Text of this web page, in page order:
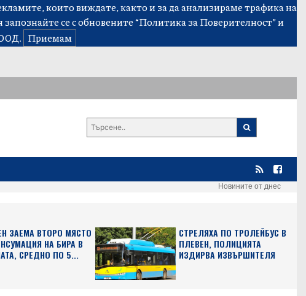
които виждате, както и за да анализираме трафика на
се с обновените“Политика за Поверителност”и
Приемам
Новините от днес
ЗАЕМА ВТОРО МЯСТО
НА БИРА В
СРЕДНО ПО 5...
СТРЕЛЯХА ПО ТРОЛЕЙБУС В
ПЛЕВЕН, ПОЛИЦИЯТА
ИЗДИРВА ИЗВЪРШИТЕЛЯ